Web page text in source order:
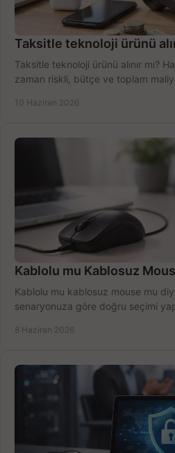
Taksitle teknoloji ürünü
Taksitle teknoloji ürünü alınır mı?
zaman riskli, bütçe ve toplam
10 Haziran 2026
Kablolu mu Kablosuz
Kablolu mu kablosuz mouse mu
senaryonuza göre doğru seçimi
8 Haziran 2026